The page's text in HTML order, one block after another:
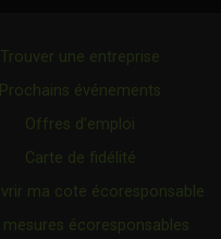
Trouver une entreprise
Prochains événements
Offres d’emploi
Carte de fidélité
ma cote écoresponsable
mesures écoresponsables